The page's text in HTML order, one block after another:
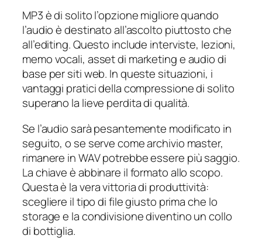
MP3 è di solito l’opzione migliore quando
l’audio è destinato all’ascolto piuttosto che
all’editing. Questo include interviste, lezioni,
memo vocali, asset di marketing e audio di
base per siti web. In queste situazioni, i
vantaggi pratici della compressione di solito
superano la lieve perdita di qualità.
Se l’audio sarà pesantemente modificato in
seguito, o se serve come archivio master,
rimanere in WAV potrebbe essere più saggio.
La chiave è abbinare il formato allo scopo.
Questa è la vera vittoria di produttività:
scegliere il tipo di file giusto prima che lo
storage e la condivisione diventino un collo
di bottiglia.